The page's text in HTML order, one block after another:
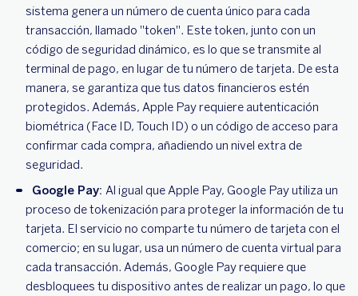
sistema genera un número de cuenta único para cada
transacción, llamado "token". Este token, junto con un
código de seguridad dinámico, es lo que se transmite al
terminal de pago, en lugar de tu número de tarjeta. De esta
manera, se garantiza que tus datos financieros estén
protegidos. Además, Apple Pay requiere autenticación
biométrica (Face ID, Touch ID) o un código de acceso para
confirmar cada compra, añadiendo un nivel extra de
seguridad.
Google Pay: Al igual que Apple Pay, Google Pay utiliza un
proceso de tokenización para proteger la información de tu
tarjeta. El servicio no comparte tu número de tarjeta con el
comercio; en su lugar, usa un número de cuenta virtual para
cada transacción. Además, Google Pay requiere que
desbloquees tu dispositivo antes de realizar un pago, lo que